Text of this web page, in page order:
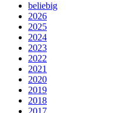
beliebig
2026
2025
2024
2023
2022
2021
2020
2019
2018